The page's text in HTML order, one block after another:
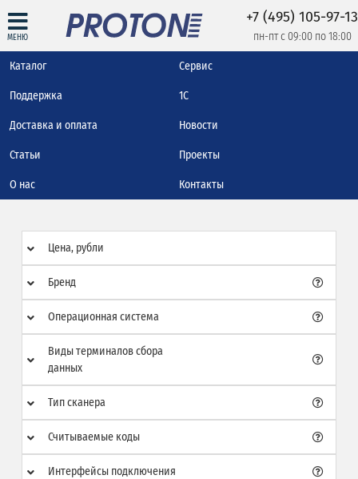
МЕНЮ
+7 (495) 105-97-13
пн-пт с 09:00 по 18:00
Каталог Сервис
Поддержка 1С
Доставка и оплата Новости
Статьи Проекты
О нас Контакты
Цена, рубли
Бренд
Операционная система
Виды терминалов сбора
данных
Тип сканера
Считываемые коды
Интерфейсы подключения